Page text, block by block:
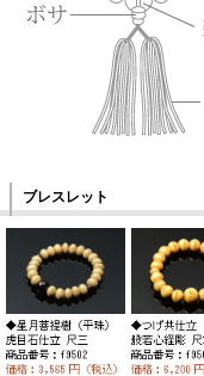
ブレスレット